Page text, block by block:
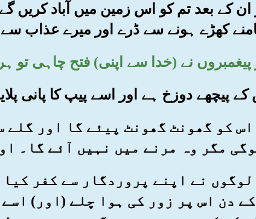
ان کے بعد تم کو اس زمین میں آباد
کھڑے ہونے سے ڈرے اور میرے عذاب
وہ اس کو گھونٹ گھونٹ پیئے گا اور
مگر وہ مرنے میں نہیں آئے گا۔
لوگوں نے اپنے پروردگار سے کفر
دن اس پر زور کی ہوا چلے (اور)